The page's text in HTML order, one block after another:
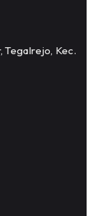
Tegalrejo, Kec.